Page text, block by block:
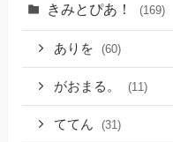
きみとぴあ！ (169)
ありを (60)
がおまる。 (11)
ててん (31)